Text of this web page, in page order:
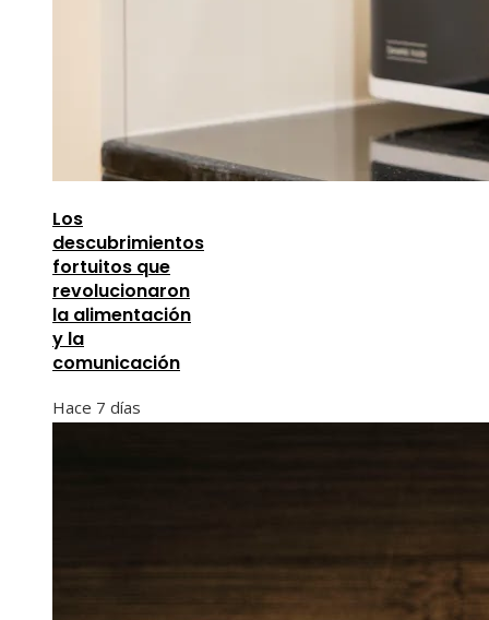
Los
descubrimientos
fortuitos que
revolucionaron
la alimentación
y la
comunicación
Hace 7 días